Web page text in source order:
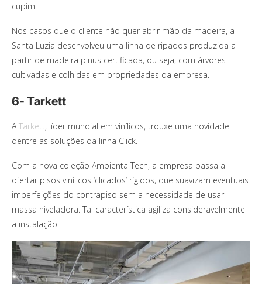
cupim.
Nos casos que o cliente não quer abrir mão da madeira, a
Santa Luzia desenvolveu uma linha de ripados produzida a
partir de madeira pinus certificada, ou seja, com árvores
cultivadas e colhidas em propriedades da empresa.
6- Tarkett
ATarkett, líder mundial em vinílicos, trouxe uma novidade
dentre as soluções da linha Click.
Com a nova coleção Ambienta Tech, a empresa passa a
ofertar pisos vinílicos ‘clicados’ rígidos, que suavizam eventuais
imperfeições do contrapiso sem a necessidade de usar
massa niveladora. Tal característica agiliza consideravelmente
a instalação.